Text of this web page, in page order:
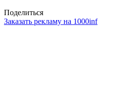
Поделиться
Заказать рекламу на 1000inf